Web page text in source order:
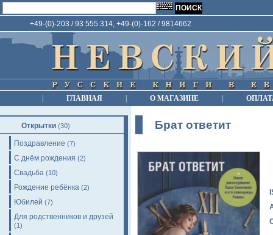
+49-(0)-203 / 93 555 314, +49-(0)-162 / 9814662
ГЛАВНАЯ О МАГАЗИНЕ
Открытки (30)
Поздравление (7)
С днём рождения (2)
Свадьба (10)
Рождение ребёнка (2)
Юбилей (7)
Для родственников и друзей
(1)
Брат ответит